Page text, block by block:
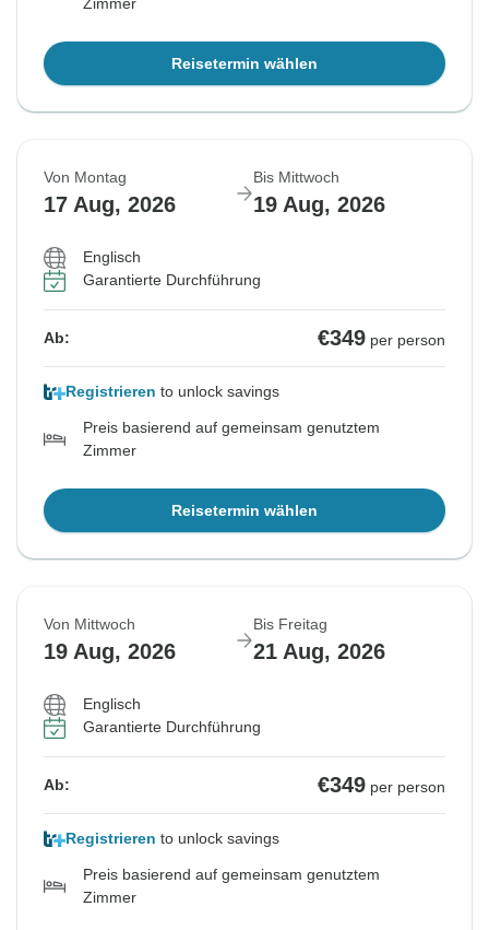
Reisetermin wählen
Von Montag
17 Aug, 2026
Bis Mittwoch
19 Aug, 2026
Englisch
Garantierte Durchführung
Ab: €349 per person
Registrieren to unlock savings
Preis basierend auf gemeinsam genutztem
Zimmer
Reisetermin wählen
Von Mittwoch
19 Aug, 2026
Bis Freitag
21 Aug, 2026
Englisch
Garantierte Durchführung
Ab: €349 per person
Registrieren to unlock savings
Preis basierend auf gemeinsam genutztem
Zimmer